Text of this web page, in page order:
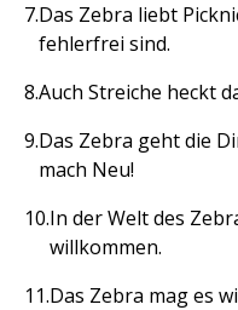
Das Zebra liebt
fehlerfrei sind.
Auch Streiche heckt
Das Zebra geht die
mach Neu!
In der Welt des
willkommen.
Das Zebra mag es